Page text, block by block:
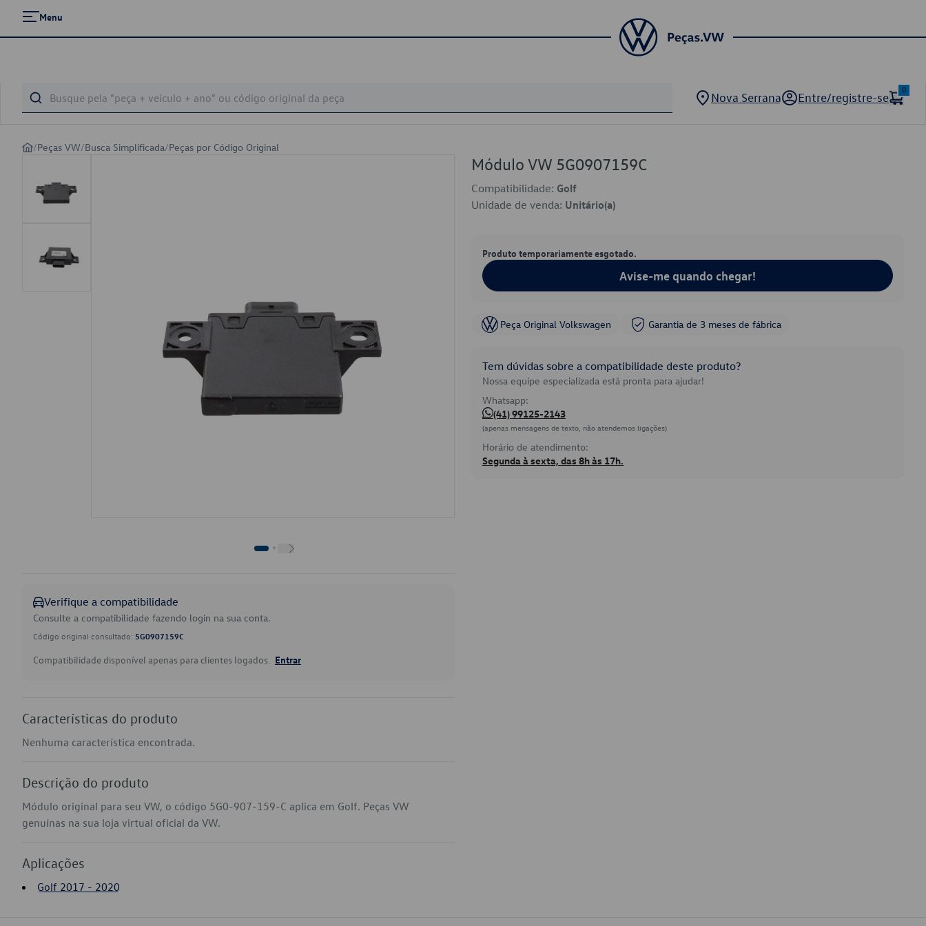
Menu
Nova Serrana Entre/registre-se
0
/Peças VW/Busca Simplificada/Peças por Código Original
Verifique a compatibilidade
Consulte a compatibilidade fazendo login na sua conta.
Código original consultado: 5G0907159C
Compatibilidade disponível apenas para clientes logados. Entrar
Características do produto
Nenhuma característica encontrada.
Descrição do produto
Módulo original para seu VW, o código 5G0-907-159-C aplica em Golf. Peças VW
genuínas na sua loja virtual oficial da VW.
Aplicações
Golf 2017 - 2020
Módulo VW 5G0907159C
Compatibilidade: Golf
Unidade de venda: Unitário(a)
Produto temporariamente esgotado.
Avise-me quando chegar!
Peça Original Volkswagen Garantia de 3 meses de fábrica
Tem dúvidas sobre a compatibilidade deste produto?
Nossa equipe especializada está pronta para ajudar!
Whatsapp:
(41) 99125-2143
(apenas mensagens de texto, não atendemos ligações)
Horário de atendimento:
Segunda à sexta, das 8h às 17h.